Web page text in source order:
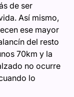
de ser
Así mismo,
ese mayor
del resto
70km y la
no ocurre
lo